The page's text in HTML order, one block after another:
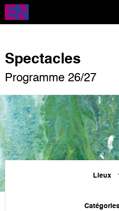
Aller
contenu
Spectacles
Programme 26/27
Lieux